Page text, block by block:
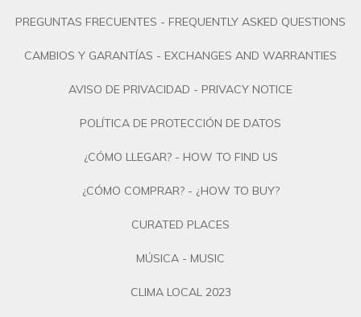
PREGUNTAS FRECUENTES - FREQUENTLY ASKED QUESTIONS
CAMBIOS Y GARANTÍAS - EXCHANGES AND WARRANTIES
AVISO DE PRIVACIDAD - PRIVACY NOTICE
POLÍTICA DE PROTECCIÓN DE DATOS
¿CÓMO LLEGAR? - HOW TO FIND US
¿CÓMO COMPRAR? - ¿HOW TO BUY?
CURATED PLACES
MÚSICA - MUSIC
CLIMA LOCAL 2023